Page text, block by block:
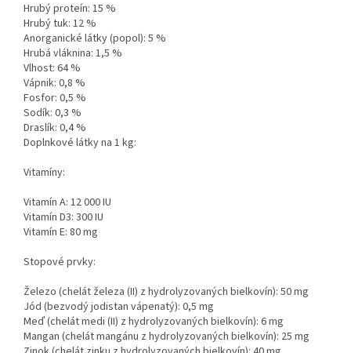
Hrubý proteín: 15 %
Hrubý tuk: 12 %
Anorganické látky (popol): 5 %
Hrubá vláknina: 1,5 %
Vlhost: 64 %
Vápnik: 0,8 %
Fosfor: 0,5 %
Sodík: 0,3 %
Draslík: 0,4 %
Doplnkové látky na 1 kg:
Vitamíny:
Vitamín A: 12 000 IU
Vitamín D3: 300 IU
Vitamín E: 80 mg
Stopové prvky:
Železo (chelát železa (II) z hydrolyzovaných bielkovín): 50 mg
Jód (bezvodý jodistan vápenatý): 0,5 mg
Meď (chelát medi (II) z hydrolyzovaných bielkovín): 6 mg
Mangan (chelát mangánu z hydrolyzovaných bielkovín): 25 mg